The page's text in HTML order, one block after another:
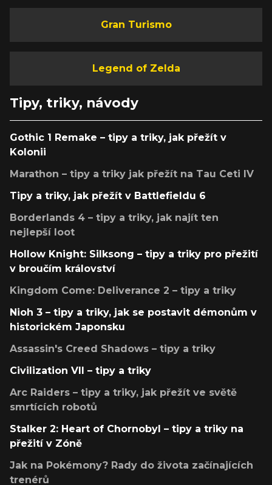
Gran Turismo
Legend of Zelda
Tipy, triky, návody
Gothic 1 Remake – tipy a triky, jak přežít v
Kolonii
Marathon – tipy a triky jak přežít na Tau Ceti IV
Tipy a triky, jak přežít v Battlefieldu 6
Borderlands 4 – tipy a triky, jak najít ten
nejlepší loot
Hollow Knight: Silksong – tipy a triky pro přežití
v broučím království
Kingdom Come: Deliverance 2 – tipy a triky
Nioh 3 – tipy a triky, jak se postavit démonům v
historickém Japonsku
Assassin's Creed Shadows – tipy a triky
Civilization VII – tipy a triky
Arc Raiders – tipy a triky, jak přežít ve světě
smrtících robotů
Stalker 2: Heart of Chornobyl – tipy a triky na
přežití v Zóně
Jak na Pokémony? Rady do života začínajících
trenérů